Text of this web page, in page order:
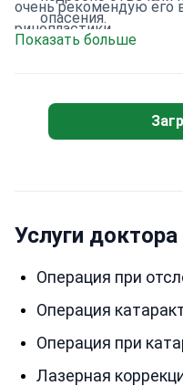
очень рекомендую его
ринопластики.
опасения.
Показать больше
Услуги доктора
Операция при
Операция
Операция при
Лазерная